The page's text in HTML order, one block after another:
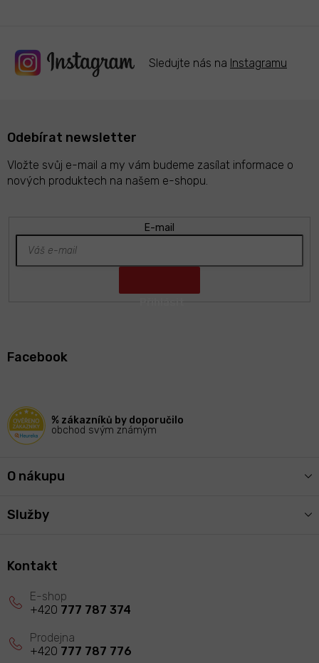
Sledujte nás na Instagramu
Odebírat newsletter
Vložte svůj e-mail a my vám budeme zasílat informace o
nových produktech na našem e-shopu.
E-mail
Facebook
% zákazníků by doporučilo
obchod svým známým
O nákupu
Služby
Kontakt
+420 777 787 374
+420 777 787 776